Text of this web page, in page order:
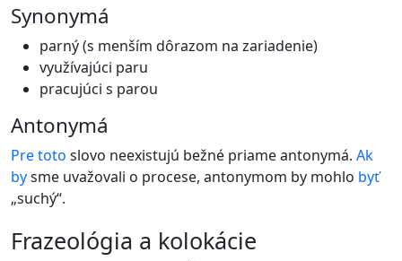
Synonymá
parný (s menším dôrazom na zariadenie)
využívajúci paru
pracujúci s parou
Antonymá
Pretoto slovo neexistujú bežné priame antonymá. Ak
bysme uvažovali o procese, antonymom by mohlo byť
„suchý“.
frazeológia a kolokácie